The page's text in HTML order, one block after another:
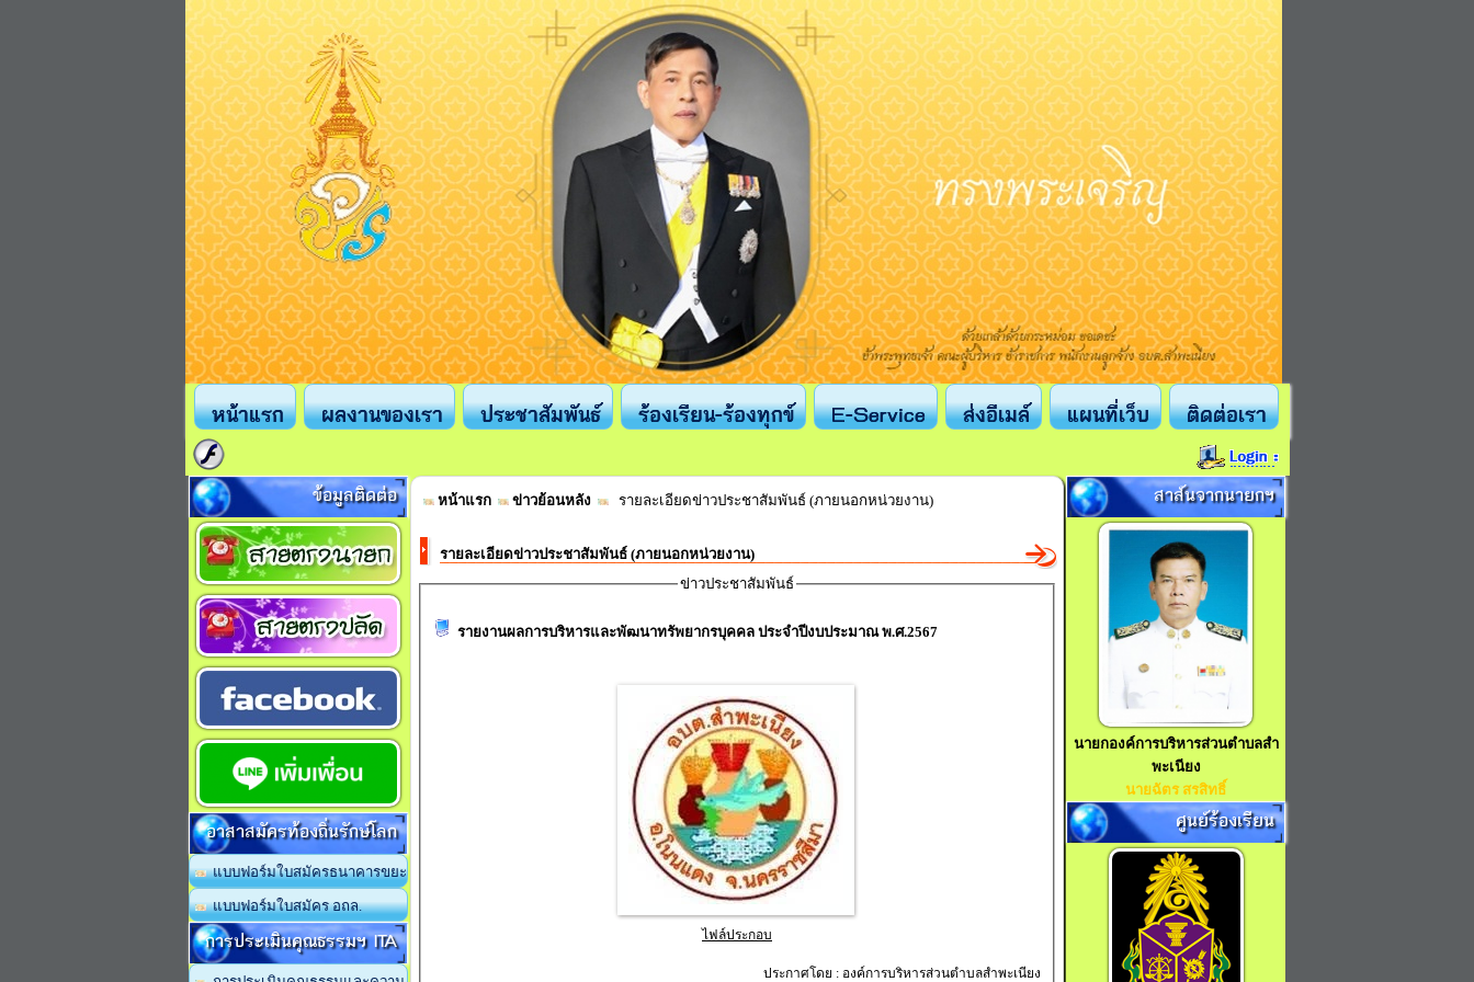
หน้าแรก ผลงานของเรา ประชาสัมพันธ์ ร้องเรียน-ร้องทุกข์ E-Service ส่งอีเมล์ แผนที่เว็บ ติดต่อเรา
ข้อมูลติดต่อ
อาสาสมัครท้องถิ่นรักษ์โลก
แบบฟอร์มใบสมัครธนาคารขยะ
แบบฟอร์มใบสมัคร อถล.
การประเมินคุณธรรมฯ ITA
หน้าแรก ข่าวย้อนหลัง รายละเอียดข่าวประชาสัมพันธ์ (ภายนอกหน่วยงาน)
รายละเอียดข่าวประชาสัมพันธ์ (ภายนอกหน่วยงาน)
ข่าวประชาสัมพันธ์
รายงานผลการบริหารและพัฒนาทรัพยากรบุคคล ประจำปีงบประมาณ พ.ศ.2567
ไฟล์ประกอบ
ประกาศโดย : องค์การบริหารส่วนตำบลสำพะเนียง
สาส์นจากนายกฯ
นายกองค์การบริหารส่วนตำบลสำ
พะเนียง
นายฉัตร สรสิทธิ์
ศูนย์ร้องเรียน